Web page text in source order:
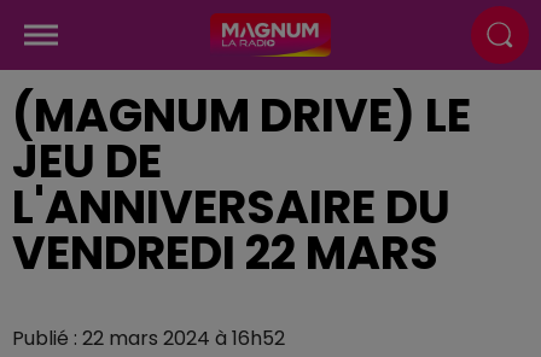
(MAGNUM DRIVE) LE
JEU DE
L'ANNIVERSAIRE DU
VENDREDI 22 MARS
Publié : 22 mars 2024 à 16h52